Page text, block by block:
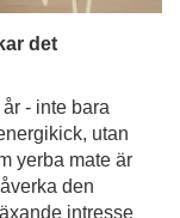
den
intresse
dess
Det är därför
de senaste
studier.